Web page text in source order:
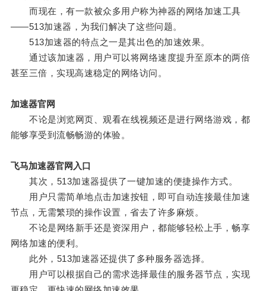
而现在，有一款被众多用户称为神器的网络加速工具
——513加速器，为我们解决了这些问题。
513加速器的特点之一是其出色的加速效果。
通过该加速器，用户可以将网络速度提升至原本的两倍
甚至三倍，实现高速稳定的网络访问。
加速器官网
不论是浏览网页、观看在线视频还是进行网络游戏，都
能够享受到流畅畅游的体验。
飞马加速器官网入口
其次，513加速器提供了一键加速的便捷操作方式。
用户只需简单地点击加速按钮，即可自动连接最佳加速
节点，无需繁琐的操作设置，省去了许多麻烦。
不论是网络新手还是资深用户，都能够轻松上手，畅享
网络加速的便利。
此外，513加速器还提供了多种服务器选择。
用户可以根据自己的需求选择最佳的服务器节点，实现